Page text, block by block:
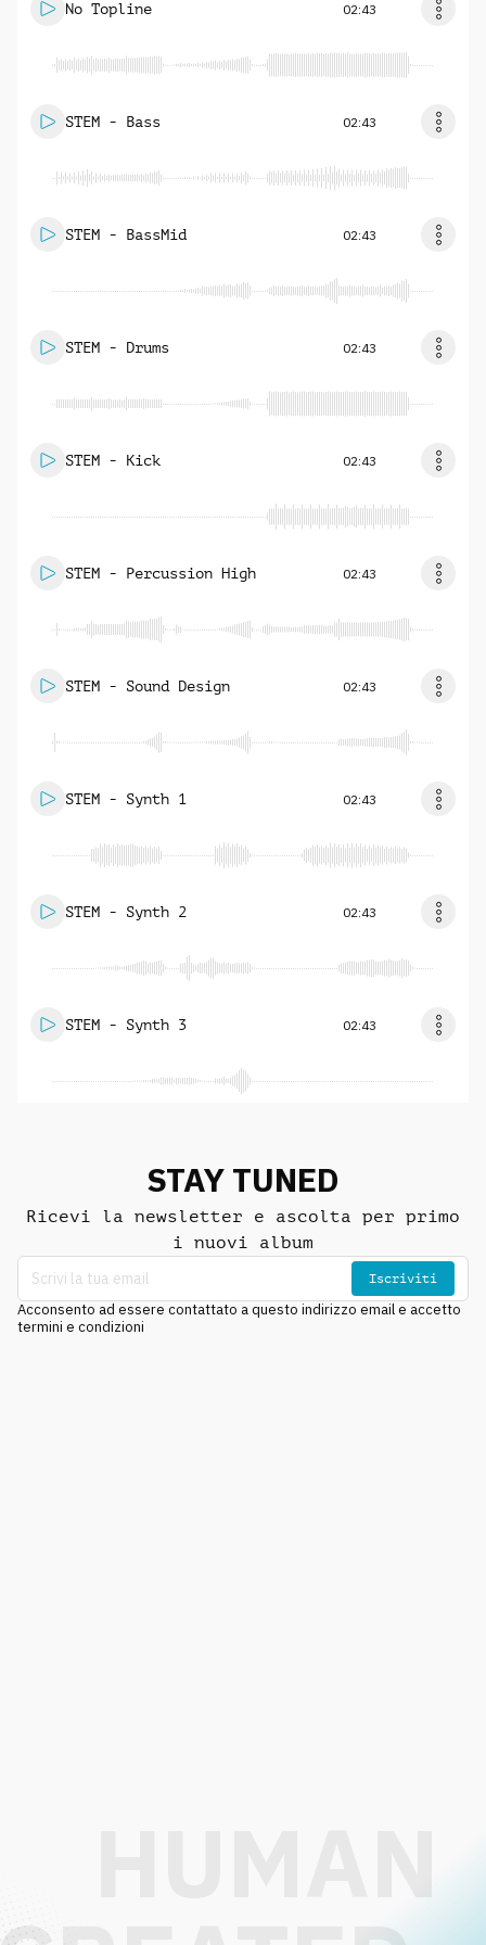
No Topline 02:43
STEM - Bass 02:43
STEM - BassMid 02:43
STEM - Drums 02:43
STEM - Kick 02:43
STEM - Percussion High 02:43
STEM - Sound Design 02:43
STEM - Synth 1 02:43
STEM - Synth 2 02:43
STEM - Synth 3 02:43
STAY TUNED
Ricevi la newsletter e ascolta per primo
i nuovi album
Iscriviti
Acconsento ad essere contattato a questo indirizzo email e accetto
termini e condizioni